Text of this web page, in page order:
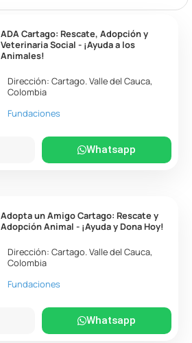
ADA Cartago: Rescate, Adopción y
Veterinaria Social - ¡Ayuda a los
Animales!
Dirección:Cartago.Valle del Cauca,
Colombia
Fundaciones
Whatsapp
Adopta un Amigo Cartago: Rescate y
Adopción Animal - ¡Ayuda y Dona Hoy!
Dirección:Cartago.Valle del Cauca,
Colombia
Fundaciones
Whatsapp